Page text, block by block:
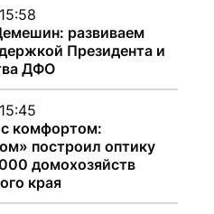
15:58
развиваем
Президента и
ДФО
15:45
с комфортом:
построил оптику
домохозяйств
края